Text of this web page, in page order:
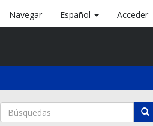
Navegar Español Acceder